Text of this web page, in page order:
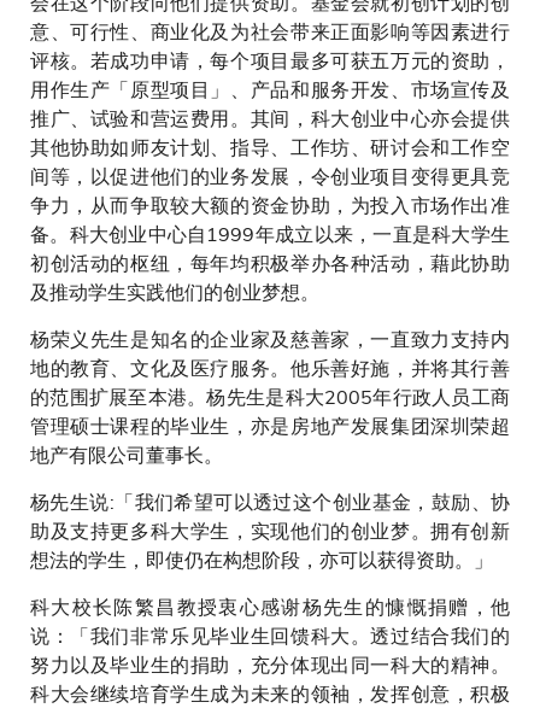
意、可行性、商业化及为社会带来正面影响等因素进行
评核。若成功申请，每个项目最多可获五万元的资助，
用作生产「原型项目」、产品和服务开发、市场宣传及
推广、试验和营运费用。其间，科大创业中心亦会提供
其他协助如师友计划、指导、工作坊、研讨会和工作空
间等，以促进他们的业务发展，令创业项目变得更具竞
争力，从而争取较大额的资金协助，为投入市场作出准
备。科大创业中心自1999年成立以来，一直是科大学生
初创活动的枢纽，每年均积极举办各种活动，藉此协助
及推动学生实践他们的创业梦想。
杨荣义先生是知名的企业家及慈善家，一直致力支持内
地的教育、文化及医疗服务。他乐善好施，并将其行善
的范围扩展至本港。杨先生是科大2005年行政人员工商
管理硕士课程的毕业生，亦是房地产发展集团深圳荣超
地产有限公司董事长。
杨先生说:「我们希望可以透过这个创业基金，鼓励、协
助及支持更多科大学生，实现他们的创业梦。拥有创新
想法的学生，即使仍在构想阶段，亦可以获得资助。」
科大校长陈繁昌教授衷心感谢杨先生的慷慨捐赠，他
说：「我们非常乐见毕业生回馈科大。透过结合我们的
努力以及毕业生的捐助，充分体现出同一科大的精神。
科大会继续培育学生成为未来的领袖，发挥创意，积极